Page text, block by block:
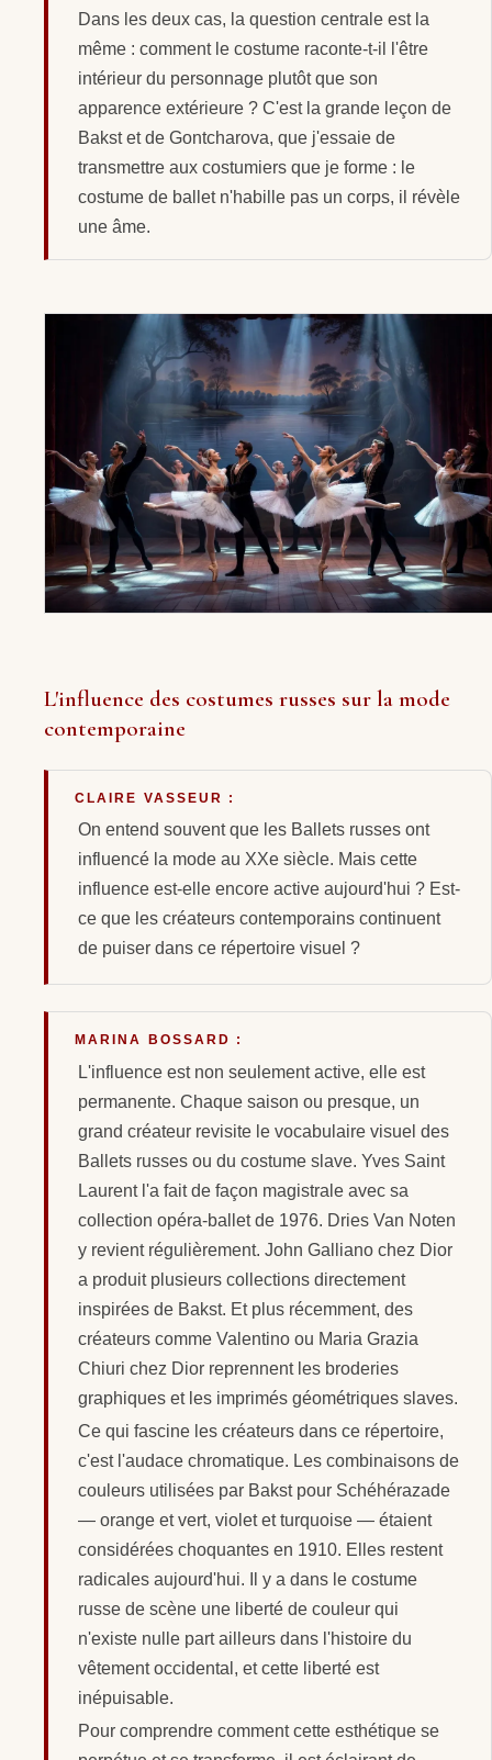
Dans les deux cas, la question centrale est la
même : comment le costume raconte-t-il l'être
intérieur du personnage plutôt que son
apparence extérieure ? C'est la grande leçon de
Bakst et de Gontcharova, que j'essaie de
transmettre aux costumiers que je forme : le
costume de ballet n'habille pas un corps, il révèle
une âme.
L'influence des costumes russes sur la mode
contemporaine
CLAIRE VASSEUR :
On entend souvent que les Ballets russes ont
influencé la mode au XXe siècle. Mais cette
influence est-elle encore active aujourd'hui ? Est-
ce que les créateurs contemporains continuent
de puiser dans ce répertoire visuel ?
MARINA BOSSARD :
L'influence est non seulement active, elle est
permanente. Chaque saison ou presque, un
grand créateur revisite le vocabulaire visuel des
Ballets russes ou du costume slave. Yves Saint
Laurent l'a fait de façon magistrale avec sa
collection opéra-ballet de 1976. Dries Van Noten
y revient régulièrement. John Galliano chez Dior
a produit plusieurs collections directement
inspirées de Bakst. Et plus récemment, des
créateurs comme Valentino ou Maria Grazia
Chiuri chez Dior reprennent les broderies
graphiques et les imprimés géométriques slaves.
Ce qui fascine les créateurs dans ce répertoire,
c'est l'audace chromatique. Les combinaisons de
couleurs utilisées par Bakst pour Schéhérazade
— orange et vert, violet et turquoise — étaient
considérées choquantes en 1910. Elles restent
radicales aujourd'hui. Il y a dans le costume
russe de scène une liberté de couleur qui
n'existe nulle part ailleurs dans l'histoire du
vêtement occidental, et cette liberté est
inépuisable.
Pour comprendre comment cette esthétique se